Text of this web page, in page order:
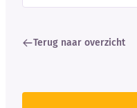
Terug naar overzicht